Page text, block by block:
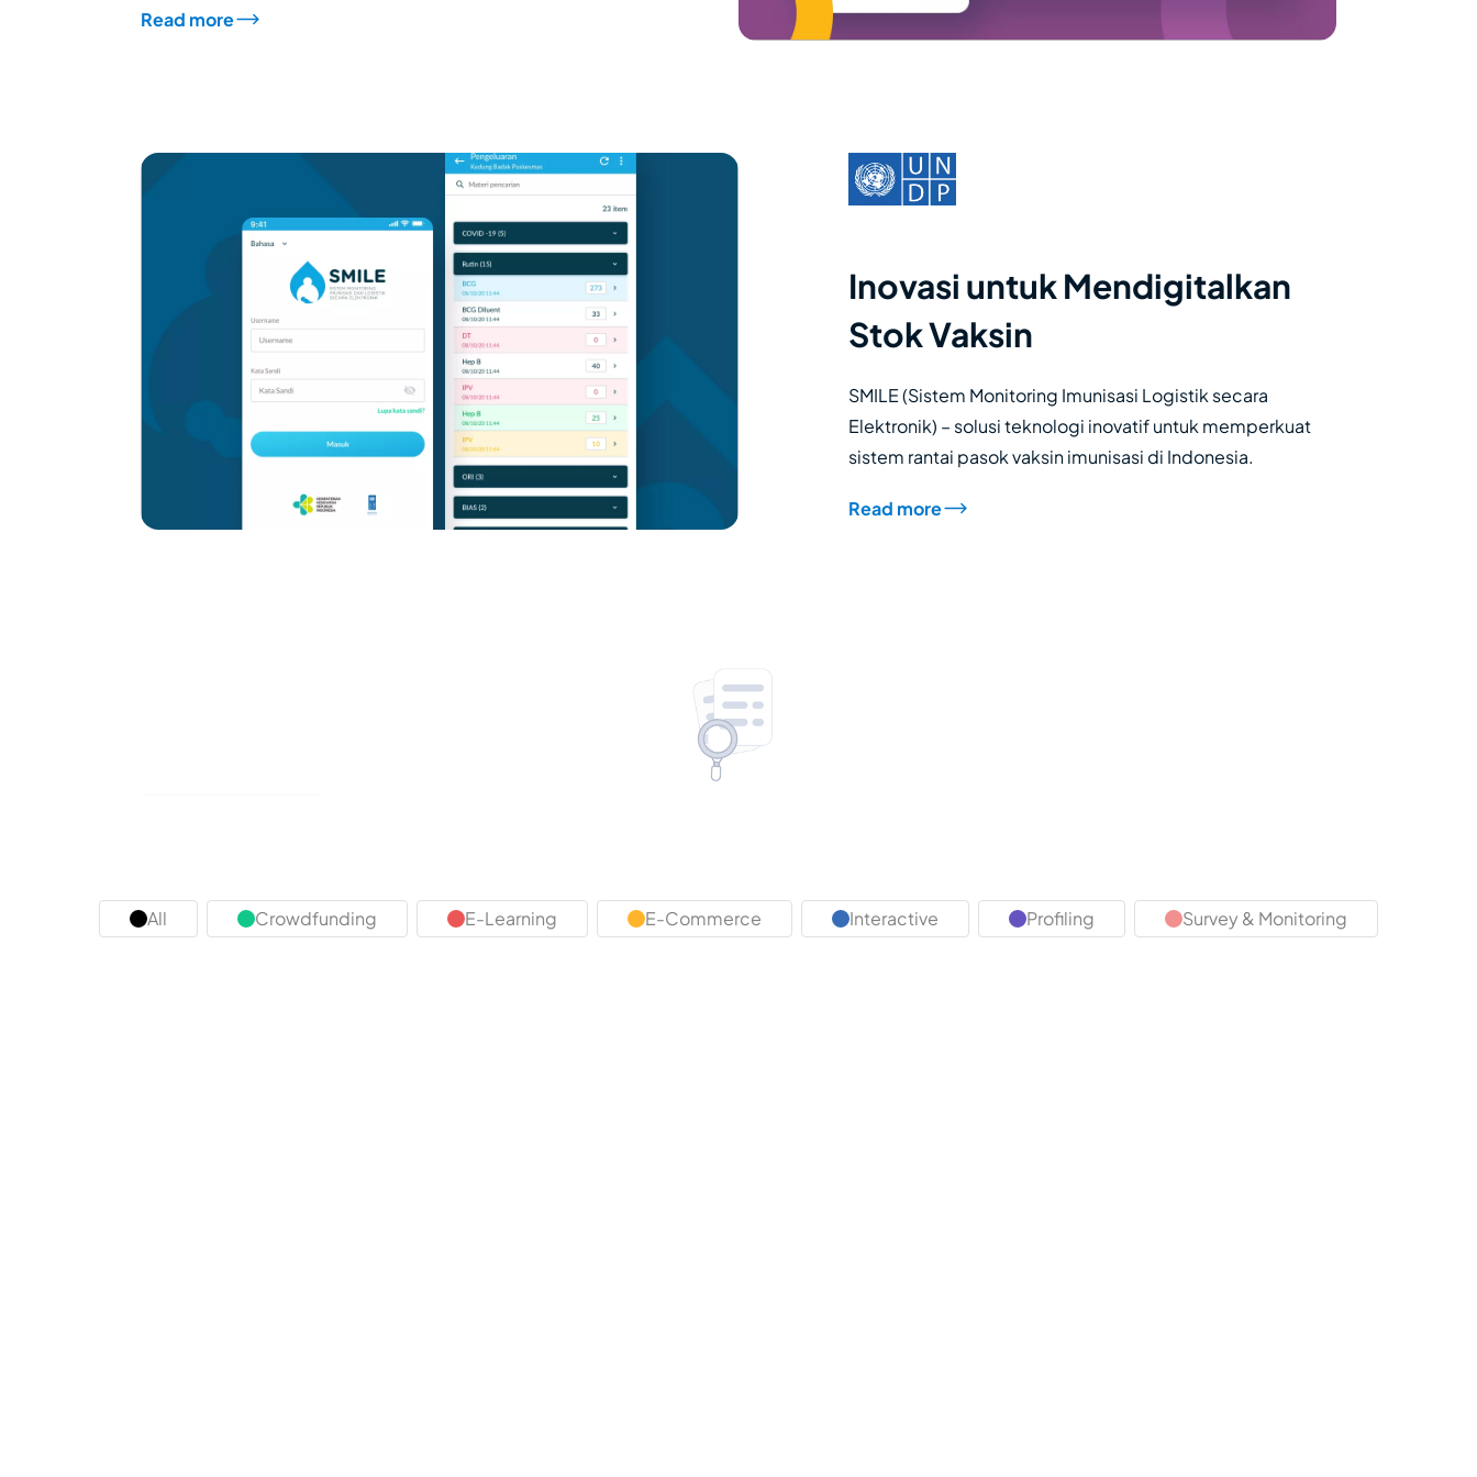
Read more
Inovasi untuk Mendigitalkan
Stok Vaksin
SMILE (Sistem Monitoring Imunisasi Logistik secara
Elektronik) – solusi teknologi inovatif untuk memperkuat
sistem rantai pasok vaksin imunisasi di Indonesia.
Read more
All Crowdfunding E-Learning E-Commerce Interactive Profiling Survey & Monitoring